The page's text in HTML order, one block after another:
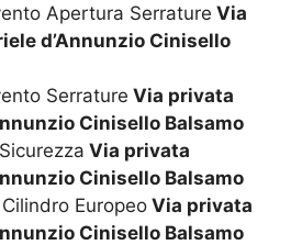
Apertura Serrature Via
d’Annunzio Cinisello
Serrature Via privata
Cinisello Balsamo
Via privata
Cinisello Balsamo
EuropeoVia privata
Cinisello Balsamo